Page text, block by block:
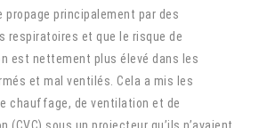
propage principalement par des
respiratoires et que le risque de
est nettement plus élevé dans les
et mal ventilés. Cela a mis les
chauffage, de ventilation et de
(CVC) sous un projecteur qu’ils n’avaient